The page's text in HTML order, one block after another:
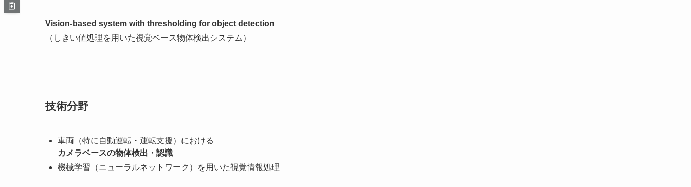
Vision-based system with thresholding for object detection
（しきい値処理を用いた視覚ベース物体検出システム）
技術分野
車両（特に自動運転・運転支援）における
カメラベースの物体検出・認識
機械学習（ニューラルネットワーク）を用いた視覚情報処理